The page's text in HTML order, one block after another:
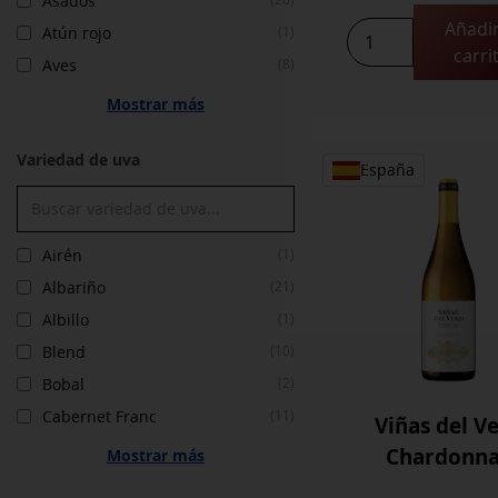
Vilana
Pirovilikes
España
Viñas del
Atún rojo
Aves
Mostrar más
Variedad de uva
Airén
Albariño
Albillo
Blend
Bobal
Cabernet Franc
Mostrar más